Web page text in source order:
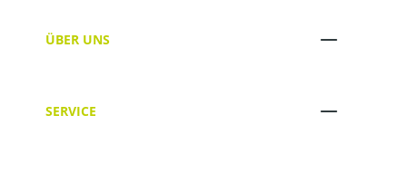
ÜBER UNS
SERVICE